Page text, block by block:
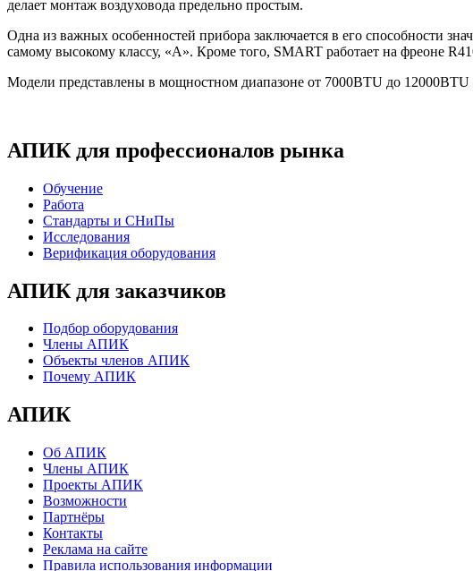
делает монтаж воздуховода предельно простым.
Одна из важных особенностей прибора заключается в его способности
самому высокому классу, «А». Кроме того, SMART работает на фреоне
Модели представлены в мощностном диапазоне от 7000BTU до
АПИК для профессионалов рынка
Обучение
Работа
Стандарты и СНиПы
Исследования
Верификация оборудования
АПИК для заказчиков
Подбор оборудования
Члены АПИК
Объекты членов АПИК
Почему АПИК
АПИК
Об АПИК
Члены АПИК
Проекты АПИК
Возможности
Партнёры
Контакты
Реклама на сайте
Правила использования информации